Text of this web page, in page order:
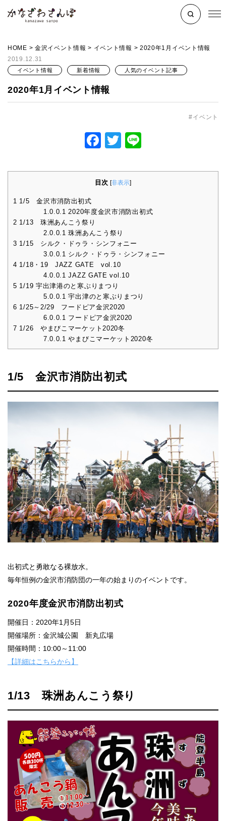
HOME > 金沢イベント情報 > イベント情報 > 2020年1月イベント情報
2019.12.31
イベント情報 新着情報 人気のイベント記事
2020年1月イベント情報
イベント
Facebook
Twitter
目次 [非表示]
1 1/5 金沢市消防出初式
1.0.0.1 2020年度金沢市消防出初式
2 1/13 珠洲あんこう祭り
2.0.0.1 珠洲あんこう祭り
3 1/15 シルク・ドゥラ・シンフォニー
3.0.0.1 シルク・ドゥラ・シンフォニー
4 1/18・19 JAZZ GATE vol.10
4.0.0.1 JAZZ GATE vol.10
5 1/19 宇出津港のと寒ぶりまつり
5.0.0.1 宇出津のと寒ぶりまつり
6 1/25～2/29 フードピア金沢2020
6.0.0.1 フードピア金沢2020
7 1/26 やまびこマーケット2020冬
7.0.0.1 やまびこマーケット2020冬
1/5 金沢市消防出初式
出初式と勇敢なる裸放水。
毎年恒例の金沢市消防団の一年の始まりのイベントです。
2020年度金沢市消防出初式
開催日：2020年1月5日
開催場所：金沢城公園 新丸広場
開催時間：10:00～11:00
【詳細はこちらから】
1/13 珠洲あんこう祭り